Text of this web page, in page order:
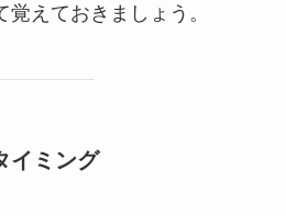
えておきましょう。
イミング